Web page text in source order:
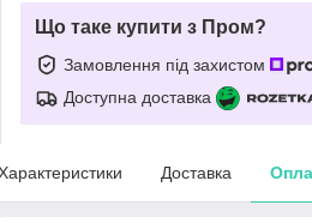
Що таке купити з Пром?
Замовлення під захистом
Доступна доставка
Доставка